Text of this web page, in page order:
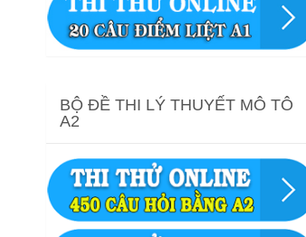
BỘ ĐỀ THI LÝ THUYẾT MÔ TÔ
A2